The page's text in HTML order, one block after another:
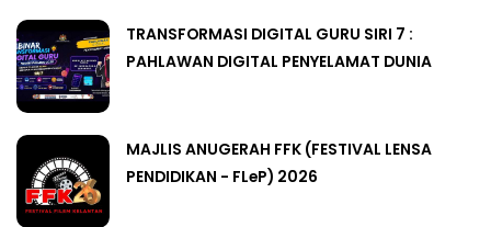
TRANSFORMASI DIGITAL GURU SIRI 7 :
PAHLAWAN DIGITAL PENYELAMAT DUNIA
MAJLIS ANUGERAH FFK (FESTIVAL LENSA
PENDIDIKAN - FLeP) 2026